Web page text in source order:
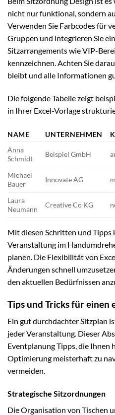
nicht nur funktional, sondern
Verwenden Sie Farbcodes für
Gruppen und integrieren Sie
Sitzarrangements wie VIP-
kennzeichnen. Achten Sie
bleibt und alle Informationen
Die folgende Tabelle zeigt
in Ihrer Excel-Vorlage
NAME UNTERNEHMEN
Anna
Schmidt
Beispiel GmbH
Michael
Bauer
Innovate AG
Laura
Neumann
Creative Co KG
Mit diesen Schritten und Tipps
Veranstaltung im
planen. Die Flexibilität von
Änderungen schnell
den aktuellen Bedürfnissen
Tips und Tricks für einen
Ein gut durchdachter Sitzplan
jeder Veranstaltung. Dieser
Eventplanung Tipps, die Ihnen
Optimierung meisterhaft zu
vermeiden.
Strategische Sitzordnungen
Die Organisation von Tischen